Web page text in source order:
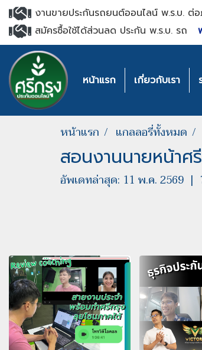
งานขายประกันรถยนต์ออนไลน์ พ.ร.บ. ต่
สมัครซื้อใช้ได้ส่วนลด ประกัน พ.ร.บ. รถ
หน้าแรก เกี่ยวกับเรา
หน้าแรก แกลลอรี่ทั้งหมด
สอนงานนายหน้าศ
อัพเดทล่าสุด: 11 พ.ค. 2569 |